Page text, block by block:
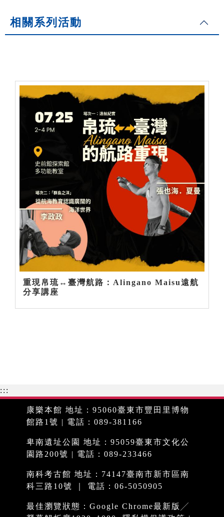
相關系列活動
重現帛琉↔臺灣航路：Alingano Maisu遠航
分享講座
:::
康樂本館 地址：95060臺東市豐田里博物
館路1號 | 電話：089-381166
卑南遺址公園 地址：95059臺東市文化公
園路200號 | 電話：089-233466
南科考古館 地址：74147臺南市新市區南
科三路10號 ｜ 電話：06-5050905
最佳瀏覽狀態：Google Chrome最新版╱